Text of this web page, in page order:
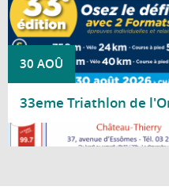
30 AOÛ
33eme Triathlon de
Lire la suite